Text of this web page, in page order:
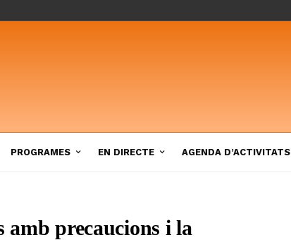
PROGRAMES EN DIRECTE AGENDA D’ACTIVITATS
amb precaucions i la